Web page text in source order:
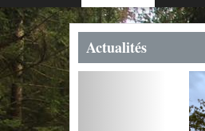
Actualités